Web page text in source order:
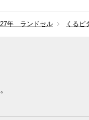
年 ランドセル くるピ